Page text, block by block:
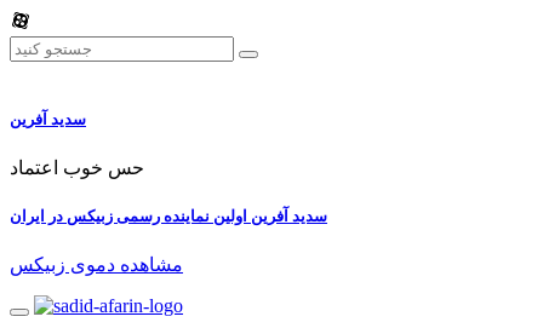
سدید آفرین
حس خوب اعتماد
سدید آفرین اولین نماینده رسمی زبیکس در ایران
مشاهده دموی زبیکس